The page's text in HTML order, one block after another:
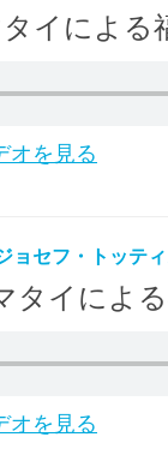
イによる
オを見る
ョセフ・トッテ
タイによ
オを見る